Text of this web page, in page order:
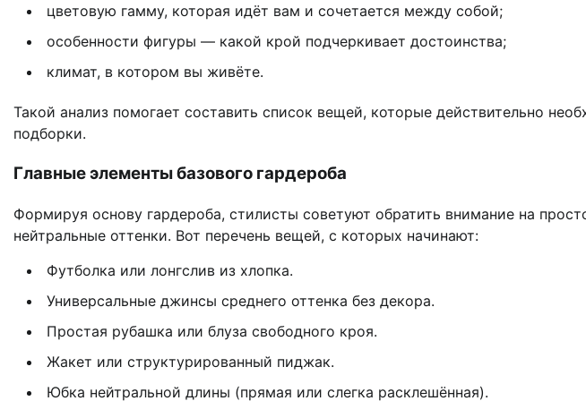
цветовую гамму, которая идёт вам и сочетается между собой;
особенности фигуры — какой крой подчеркивает достоинства;
климат, в котором вы живёте.
Такой анализ помогает составить список вещей, которые действительно
подборки.
Главные элементы базового гардероба
Формируя основу гардероба, стилисты советуют обратить внимание на
нейтральные оттенки. Вот перечень вещей, с которых начинают:
Футболка или лонгслив из хлопка.
Универсальные джинсы среднего оттенка без декора.
Простая рубашка или блуза свободного кроя.
Жакет или структурированный пиджак.
Юбка нейтральной длины (прямая или слегка расклешённая).